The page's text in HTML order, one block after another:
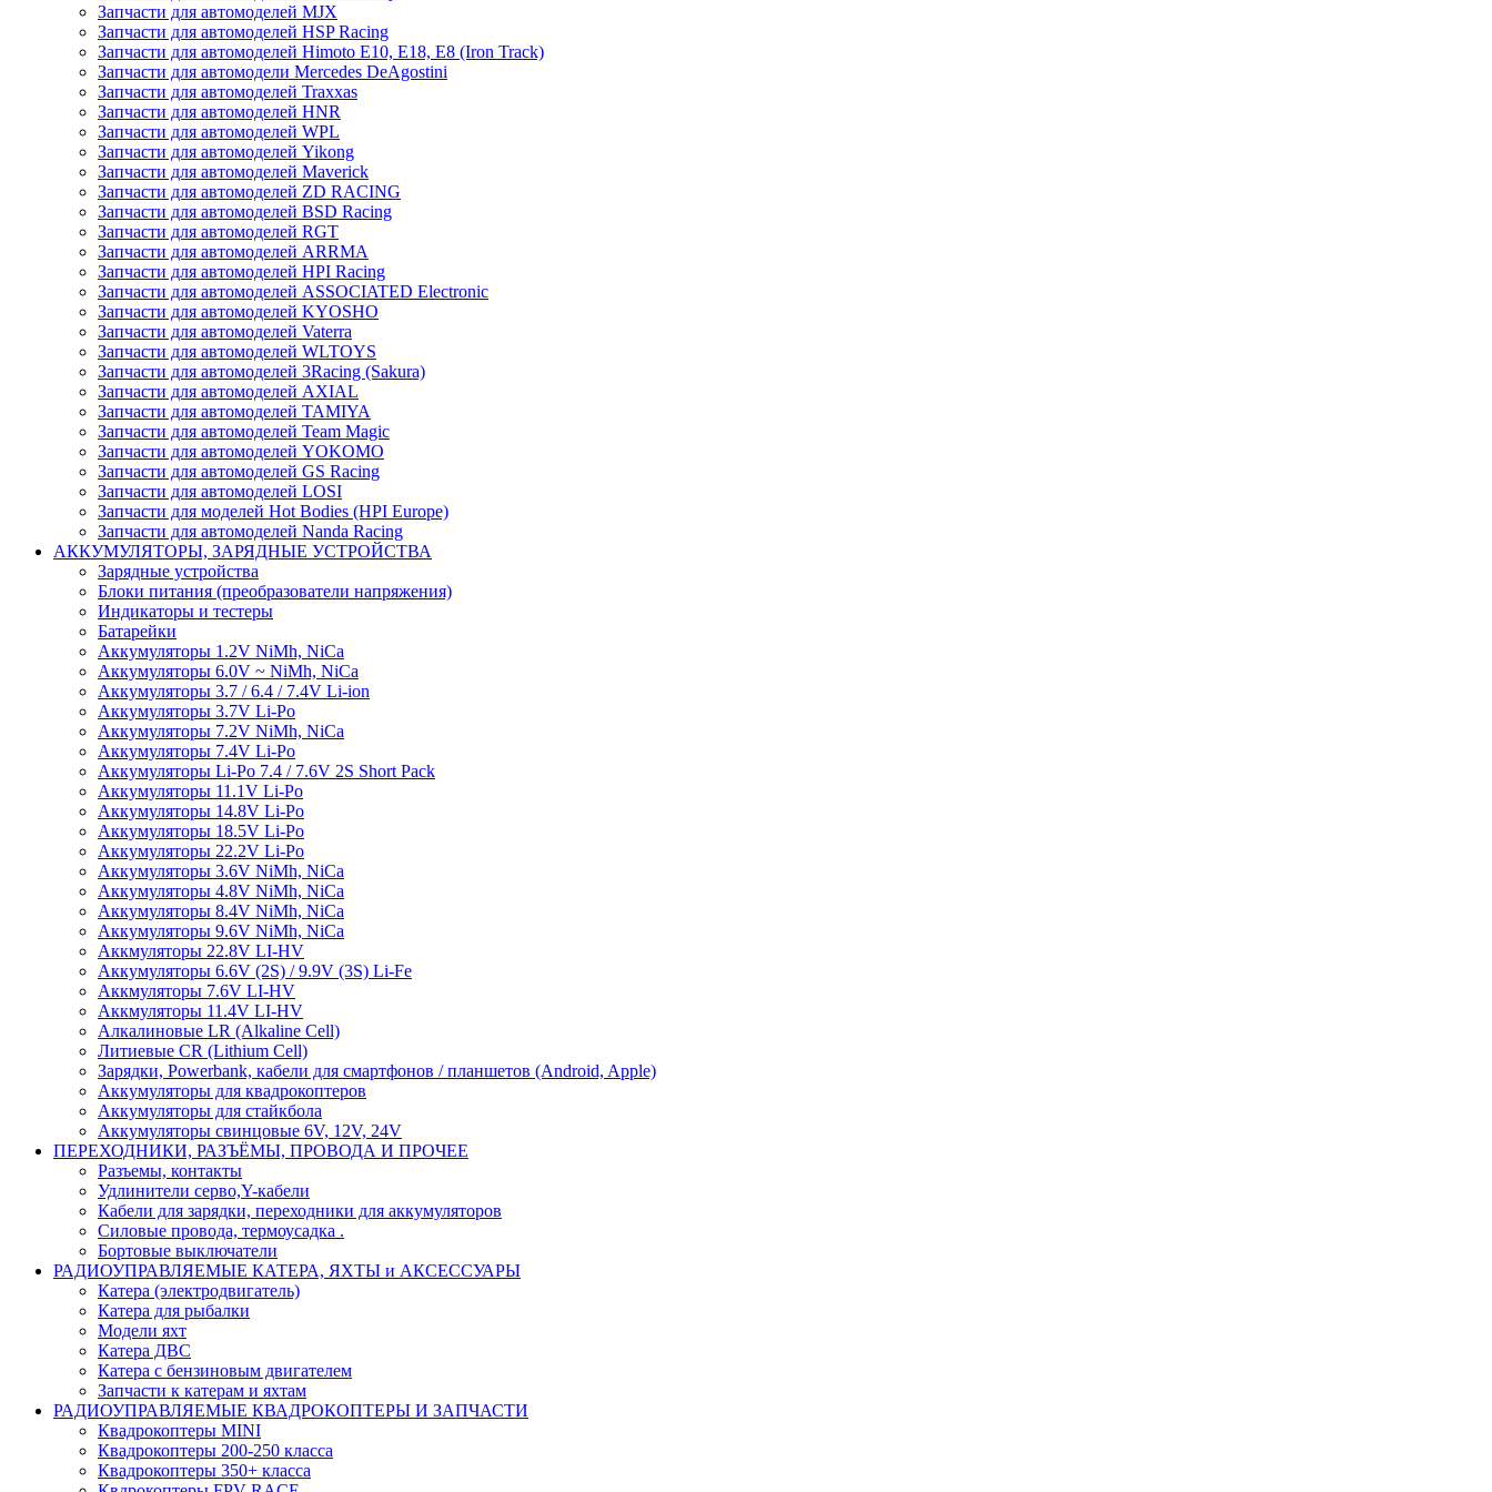
Запчасти для автомоделей MJX
Запчасти для автомоделей HSP Racing
Запчасти для автомоделей Himoto E10, E18, E8 (Iron Track)
Запчасти для автомодели Mercedes DeAgostini
Запчасти для автомоделей Traxxas
Запчасти для автомоделей HNR
Запчасти для автомоделей WPL
Запчасти для автомоделей Yikong
Запчасти для автомоделей Maverick
Запчасти для автомоделей ZD RACING
Запчасти для автомоделей BSD Racing
Запчасти для автомоделей RGT
Запчасти для автомоделей ARRMA
Запчасти для автомоделей HPI Racing
Запчасти для автомоделей ASSOCIATED Electronic
Запчасти для автомоделей KYOSHO
Запчасти для автомоделей Vaterra
Запчасти для автомоделей WLTOYS
Запчасти для автомоделей 3Racing (Sakura)
Запчасти для автомоделей AXIAL
Запчасти для автомоделей TAMIYA
Запчасти для автомоделей Team Magic
Запчасти для автомоделей YOKOMO
Запчасти для автомоделей GS Racing
Запчасти для автомоделей LOSI
Запчасти для моделей Hot Bodies (HPI Europe)
Запчасти для автомоделей Nanda Racing
АККУМУЛЯТОРЫ, ЗАРЯДНЫЕ УСТРОЙСТВА
Зарядные устройства
Блоки питания (преобразователи напряжения)
Индикаторы и тестеры
Батарейки
Аккумуляторы 1.2V NiMh, NiCa
Аккумуляторы 6.0V ~ NiMh, NiCa
Аккумуляторы 3.7 / 6.4 / 7.4V Li-ion
Аккумуляторы 3.7V Li-Po
Аккумуляторы 7.2V NiMh, NiCa
Аккумуляторы 7.4V Li-Po
Аккумуляторы Li-Po 7.4 / 7.6V 2S Short Pack
Аккумуляторы 11.1V Li-Po
Аккумуляторы 14.8V Li-Po
Аккумуляторы 18.5V Li-Po
Аккумуляторы 22.2V Li-Po
Аккумуляторы 3.6V NiMh, NiCa
Аккумуляторы 4.8V NiMh, NiCa
Аккумуляторы 8.4V NiMh, NiCa
Аккумуляторы 9.6V NiMh, NiCa
Аккмуляторы 22.8V LI-HV
Аккумуляторы 6.6V (2S) / 9.9V (3S) Li-Fe
Аккмуляторы 7.6V LI-HV
Аккмуляторы 11.4V LI-HV
Алкалиновые LR (Alkaline Cell)
Литиевые CR (Lithium Сell)
Зарядки, Powerbank, кабели для смартфонов / планшетов (Android, Apple)
Аккумуляторы для квадрокоптеров
Аккумуляторы для стайкбола
Аккумуляторы свинцовые 6V, 12V, 24V
ПЕРЕХОДНИКИ, РАЗЪЁМЫ, ПРОВОДА И ПРОЧЕЕ
Разъемы, контакты
Удлинители серво,Y-кабели
Кабели для зарядки, переходники для аккумуляторов
Силовые провода, термоусадка .
Бортовые выключатели
РАДИОУПРАВЛЯЕМЫЕ КАТЕРА, ЯХТЫ и АКСЕССУАРЫ
Катера (электродвигатель)
Катера для рыбалки
Модели яхт
Катера ДВС
Катера с бензиновым двигателем
Запчасти к катерам и яхтам
РАДИОУПРАВЛЯЕМЫЕ КВАДРОКОПТЕРЫ И ЗАПЧАСТИ
Квадрокоптеры MINI
Квадрокоптеры 200-250 класса
Квадрокоптеры 350+ класса